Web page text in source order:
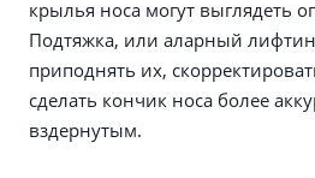
крылья носа могут выглядеть
Подтяжка, или аларный
приподнять их,
сделать кончик носа более
вздернутым.